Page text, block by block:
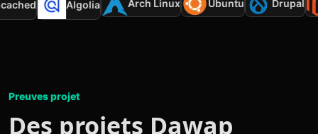
Algolia Arch Linux Ubuntu Drupal
Preuves projet
Des projets Dawap